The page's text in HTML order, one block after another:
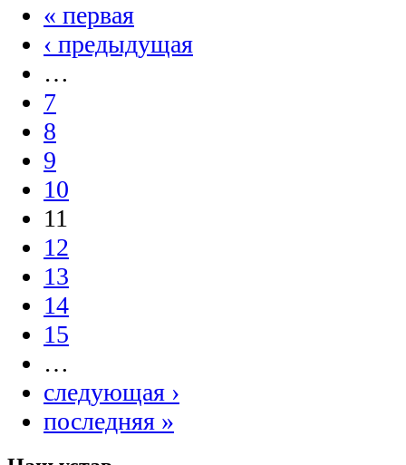
« первая
‹ предыдущая
…
7
8
9
10
11
12
13
14
15
…
следующая ›
последняя »